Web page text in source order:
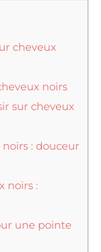
cheveux
noirs
sur cheveux
: douceur
noirs :
une pointe